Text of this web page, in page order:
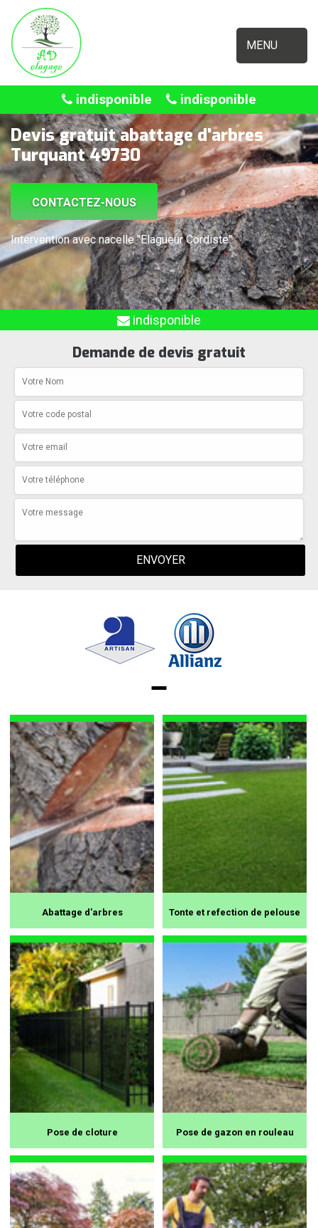
MENU
indisponible indisponible
Devis gratuit abattage d'arbres
Turquant 49730
CONTACTEZ-NOUS
Intervention avec nacelle "Elagueur Cordiste"
indisponible
Demande de devis gratuit
Abattage d'arbres Tonte et refection de pelouse
Pose de cloture Pose de gazon en rouleau